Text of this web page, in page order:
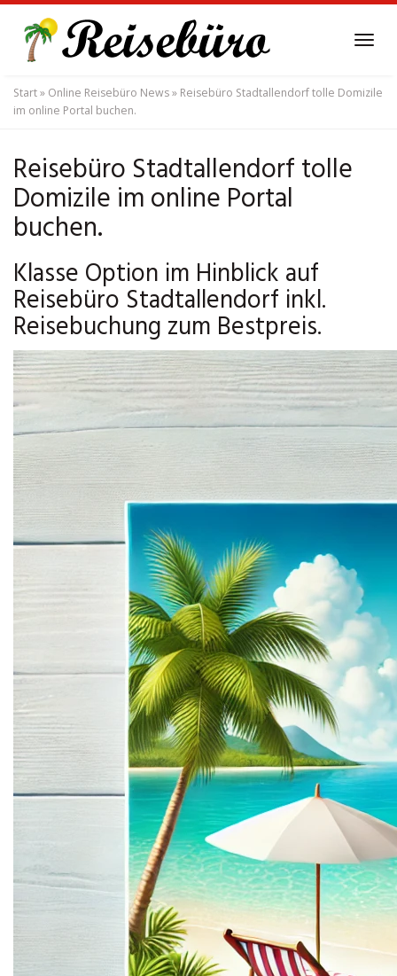
main
content
Start» Online Reisebüro News» Reisebüro Stadtallendorf tolle Domizile
im online Portal buchen.
Reisebüro Stadtallendorf tolle
Domizile im online Portal
buchen.
Klasse Option im Hinblick auf
Reisebüro Stadtallendorf inkl.
Reisebuchung zum Bestpreis.